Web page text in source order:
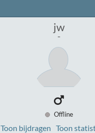
jw
-
Offline
Toon bijdragen Toon